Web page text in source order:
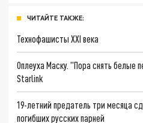
ЧИТАЙТЕ ТАКЖЕ:
Технофашисты XXI века
Оплеуха Маску. "Пора снять белые
Starlink
19-летний предатель три месяца
погибших русских парней